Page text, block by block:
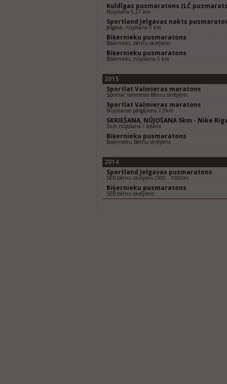
Kuldīgas pusmaratons (LČ
Nūjošana 5,27 km
Sportland Jelgavas nakts
Jelgava, nūjošana 5 km
Biķernieku pusmaratons
Biķernieki, bērnu skrējiens
Biķernieku pusmaratons
Biķernieki, nūjošana 5 km
2015
Sportlat Valmieras maratons
Sportlat Valmieras Bērnu skrējiens
Sportlat Valmieras maratons
Nūjošanas pārgājiens 7,5km
SKRIEŠANA, NŪJOŠANA 5km - Nike
5km nūjošana / iešana
Biķernieku pusmaratons
Biķernieku Bērnu skrējiens
2014
Sportland Jelgavas pusmaratons
SEB bērnu skrējieni (300 - 1000m)
Biķernieku pusmaratons
SEB bērnu skrējiens